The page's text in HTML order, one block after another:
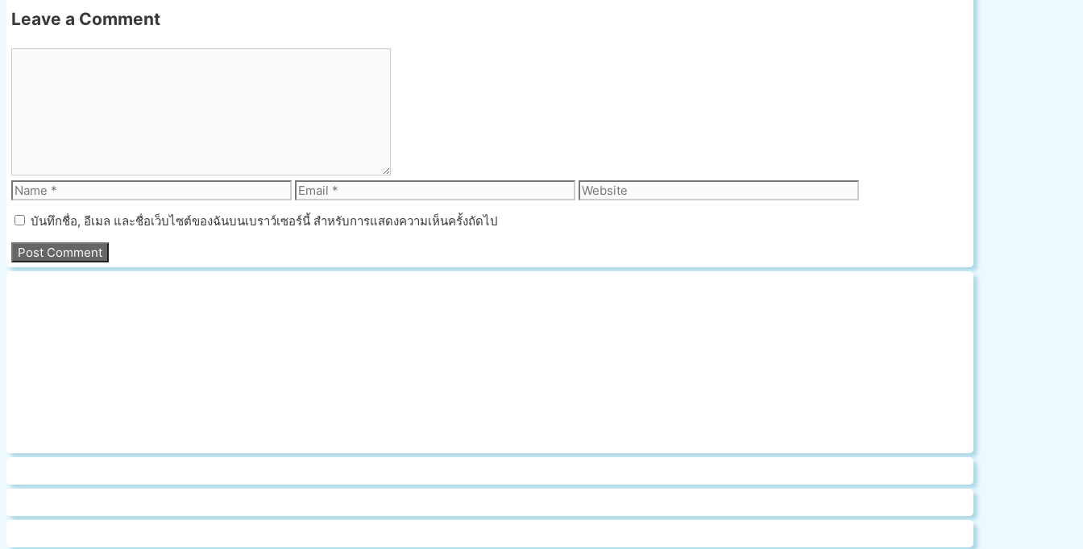
Leave a Comment
Name Email Website
บันทึกชื่อ, อีเมล และชื่อเว็บไซต์ของฉันบนเบราว์เซอร์นี้ สำหรับการแสดงความเห็นครั้งถัดไป